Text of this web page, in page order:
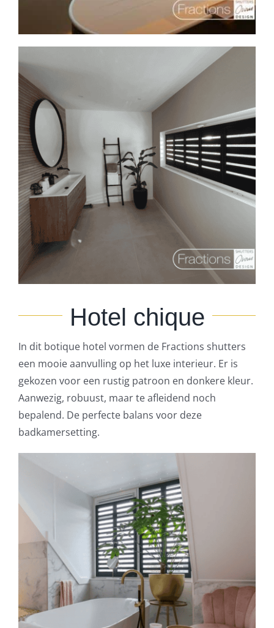
Hotel chique
In dit botique hotel vormen de Fractions shutters
een mooie aanvulling op het luxe interieur. Er is
gekozen voor een rustig patroon en donkere kleur.
Aanwezig, robuust, maar te afleidend noch
bepalend. De perfecte balans voor deze
badkamersetting.